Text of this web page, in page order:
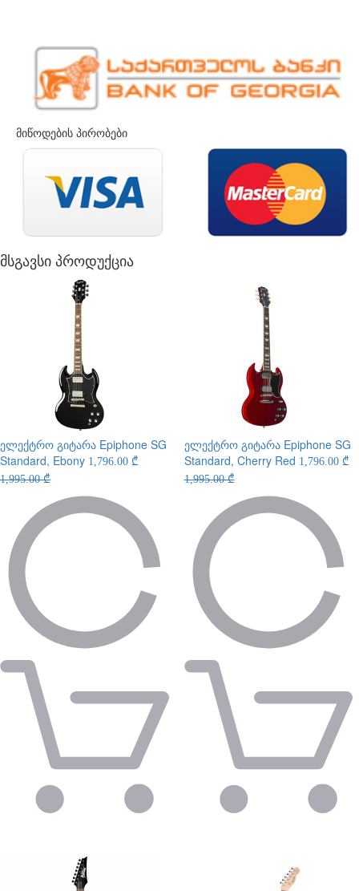
მიწოდების პირობები
მსგავსი პროდუქცია
ელექტრო გიტარა Epiphone SG
Standard, Ebony 1,796.00 ₾
1,995.00 ₾
ელექტრო გიტარა Epiphone SG
Standard, Cherry Red 1,796.00 ₾
1,995.00 ₾